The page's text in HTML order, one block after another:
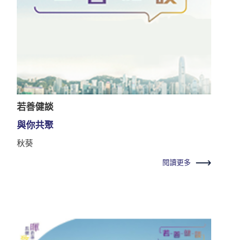
若善健談
與你共聚
秋葵
閱讀更多